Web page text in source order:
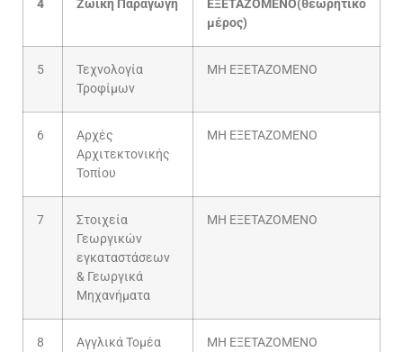
4 Ζωική Παραγωγή ΕΞΕΤΑΖΟΜΕΝΟ(θεωρητικό
μέρος)
5
Τεχνολογία
Τροφίμων
ΜΗ ΕΞΕΤΑΖΟΜΕΝΟ
6
Αρχές
Αρχιτεκτονικής
Τοπίου
ΜΗ ΕΞΕΤΑΖΟΜΕΝΟ
7
Στοιχεία
Γεωργικών
εγκαταστάσεων
& Γεωργικά
Μηχανήματα
ΜΗ ΕΞΕΤΑΖΟΜΕΝΟ
8 Αγγλικά Τομέα ΜΗ ΕΞΕΤΑΖΟΜΕΝΟ